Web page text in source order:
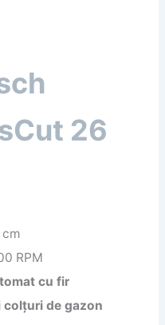
26
RPM
cu fir
colțuri de gazon